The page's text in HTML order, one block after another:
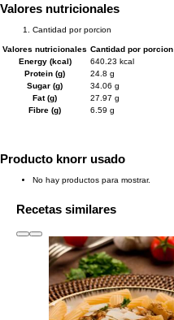
Valores nutricionales
Cantidad por porcion
Valores nutricionales Cantidad por porcion
Energy (kcal)
640.23 kcal
Protein (g)
24.8 g
Sugar (g)
34.06 g
Fat (g)
27.97 g
Fibre (g)
6.59 g
Producto knorr usado
No hay productos para mostrar.
Recetas similares
1 to 3 of 6